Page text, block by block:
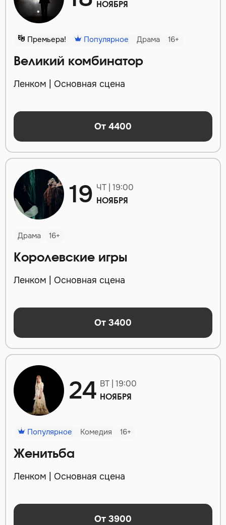
НОЯБРЯ
Премьера! Популярное Драма 16+
Великий комбинатор
Ленком | Основная сцена
От 4400
19 ЧТ | 19:00
НОЯБРЯ
Драма 16+
Королевские игры
Ленком | Основная сцена
От 3400
24 ВТ | 19:00
НОЯБРЯ
Популярное Комедия 16+
Женитьба
Ленком | Основная сцена
От 3900